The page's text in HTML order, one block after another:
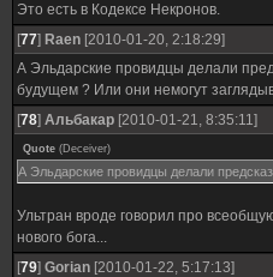
Это есть в Кодексе Некронов.
[77] Raen [2010-01-20, 2:18:29]
А Эльдарские провидцы делали
будущем ? Или они немогут
[78] Альбакар [2010-01-21, 8:35:11]
Quote (Deceiver)
А Эльдарские провидцы делали
Ультран вроде говорил про
нового бога...
[79] Gorian [2010-01-22, 5:17:13]